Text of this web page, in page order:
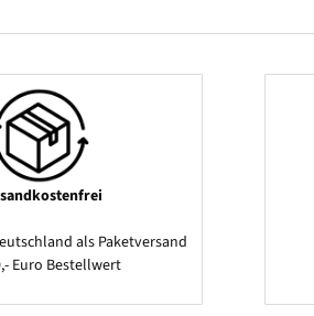
als Paketversand
Euro Bestellwert